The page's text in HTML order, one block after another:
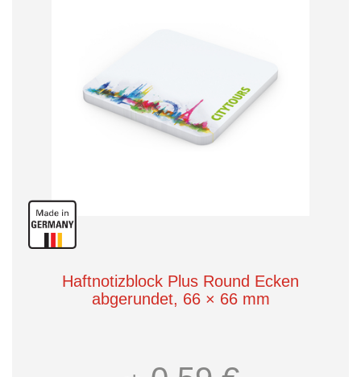
Haftnotizblock Plus Round Ecken
abgerundet, 66 × 66 mm